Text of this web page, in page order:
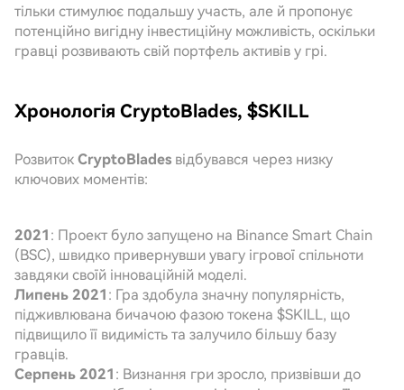
тільки стимулює подальшу участь, але й пропонує
потенційно вигідну інвестиційну можливість, оскільки
гравці розвивають свій портфель активів у грі.
Хронологія CryptoBlades, $SKILL
Розвиток CryptoBlades відбувався через низку
ключових моментів:
2021 : Проект було запущено на Binance Smart Chain
(BSC), швидко привернувши увагу ігрової спільноти
завдяки своїй інноваційній моделі.
Липень 2021 : Гра здобула значну популярність,
підживлювана бичачою фазою токена $SKILL, що
підвищило її видимість та залучило більшу базу
гравців.
Серпень 2021 : Визнання гри зросло, призвівши до